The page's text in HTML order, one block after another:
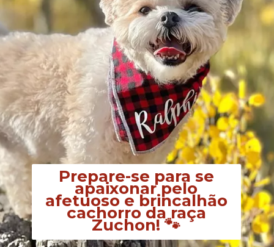
Prepare-se para se
apaixonar pelo
afetuoso e brincalhão
cachorro da raça
Zuchon! 🐾